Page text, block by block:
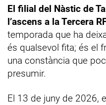
El filial del Nàstic de
l’ascens a la Tercera
temporada que ha
és qualsevol fita; és el
una constància que
presumir.
El 13 de juny de 2026,